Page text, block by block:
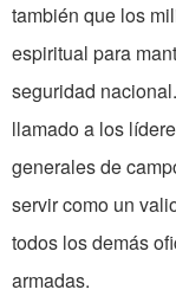
también que los
espiritual para
seguridad
llamado a los
generales de
servir como un
todos los demás
armadas.